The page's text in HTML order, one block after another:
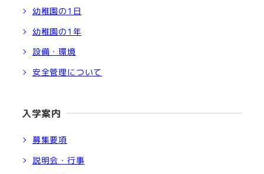
幼稚園の1日
幼稚園の1年
設備・環境
安全管理について
入学案内
募集要項
説明会・行事